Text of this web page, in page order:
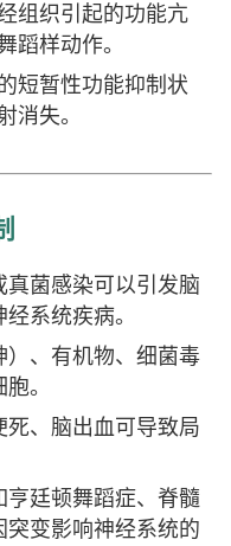
组织引起的功能亢
蹈样动作。
短暂性功能抑制状
消失。
菌感染可以引发脑
系统疾病。
、有机物、细菌毒
。
、脑出血可导致局
廷顿舞蹈症、脊髓
变影响神经系统的